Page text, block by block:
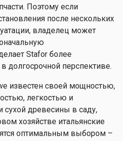
Поэтому если
после нескольких
владелец может
Stafor более
перспективе.
известен своей мощностью,
легкостью и
древесины в саду,
хозяйстве итальянские
оптимальным выбором –